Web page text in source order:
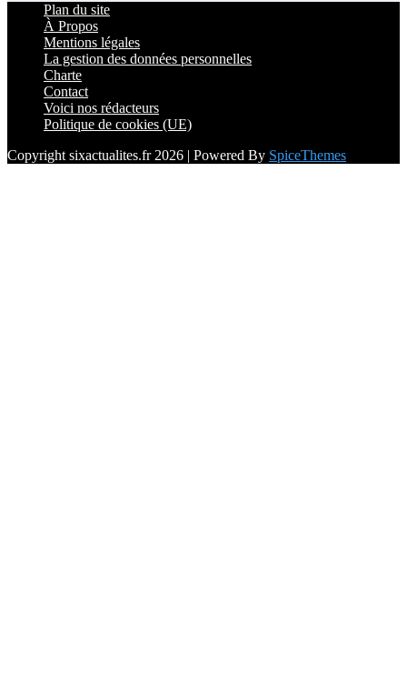
Plan du site
À Propos
Mentions légales
La gestion des données personnelles
Charte
Contact
Voici nos rédacteurs
Politique de cookies (UE)
Copyright sixactualites.fr 2026 | Powered By SpiceThemes